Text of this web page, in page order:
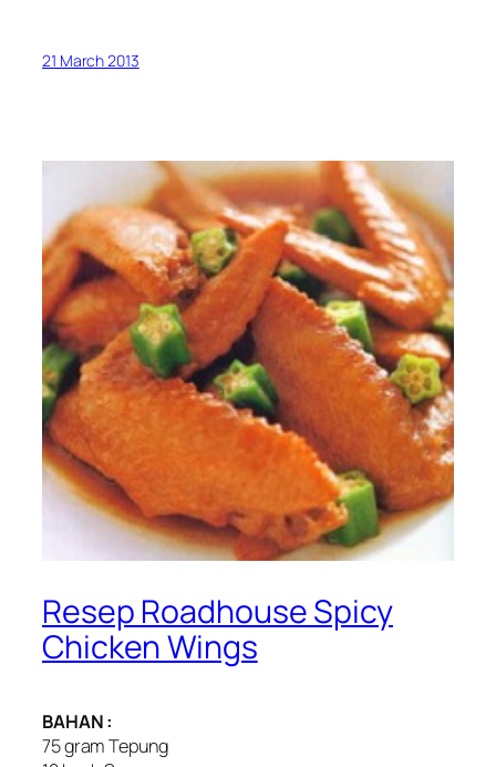
21 March 2013
Resep Roadhouse Spicy
Chicken Wings
BAHAN :
75 gram Tepung